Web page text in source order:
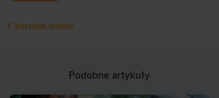
Wszystkie artykuły
Podobne artykuły